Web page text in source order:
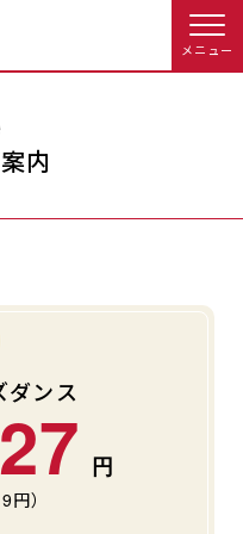
メニュー
ジオプログラム情報
お手続き
セス
るご質問
しく見る
内
ダンス
円）